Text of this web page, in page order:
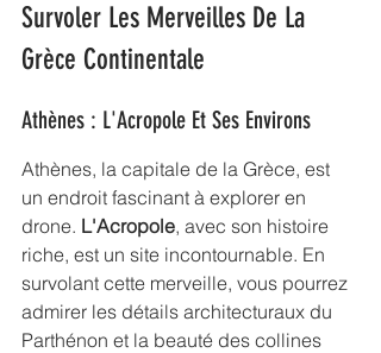
Survoler Les Merveilles De La
Grèce Continentale
Athènes : L'Acropole Et Ses Environs
Athènes, la capitale de la Grèce, est
un endroit fascinant à explorer en
drone. L'Acropole, avec son histoire
riche, est un site incontournable. En
survolant cette merveille, vous pourrez
admirer les détails architecturaux du
Parthénon et la beauté des collines